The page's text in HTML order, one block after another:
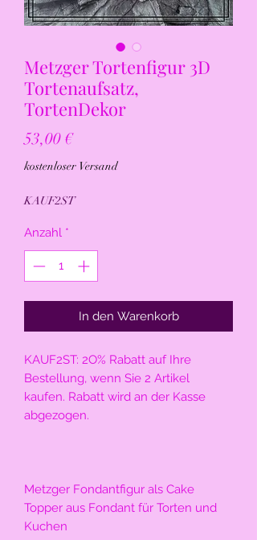
Metzger Tortenfigur 3D
Tortenaufsatz,
TortenDekor
53,00 €Preis
kostenloser Versand
KAUF2ST
Anzahl *
In den Warenkorb
KAUF2ST: 2O% Rabatt auf Ihre
Bestellung, wenn Sie 2 Artikel
kaufen. Rabatt wird an der Kasse
abgezogen.
Metzger Fondantfigur als Cake
Topper aus Fondant für Torten und
Kuchen